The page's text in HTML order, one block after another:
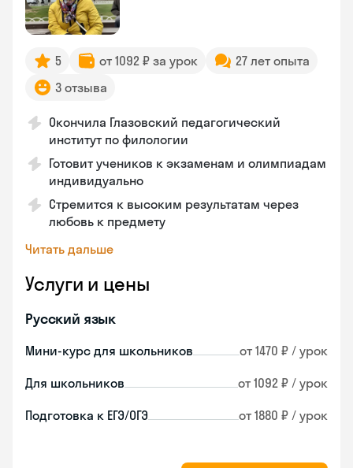
5 от 1092 ₽ за урок
27 лет опыта
3 отзыва
Окончила Глазовский педагогический
институт по филологии
Готовит учеников к экзаменам и олимпиадам
индивидуально
Стремится к высоким результатам через
любовь к предмету
Читать дальше
Услуги и цены
Русский язык
Мини-курс для школьников от 1470 ₽ / урок
Для школьников от 1092 ₽ / урок
Подготовка к ЕГЭ/ОГЭ от 1880 ₽ / урок